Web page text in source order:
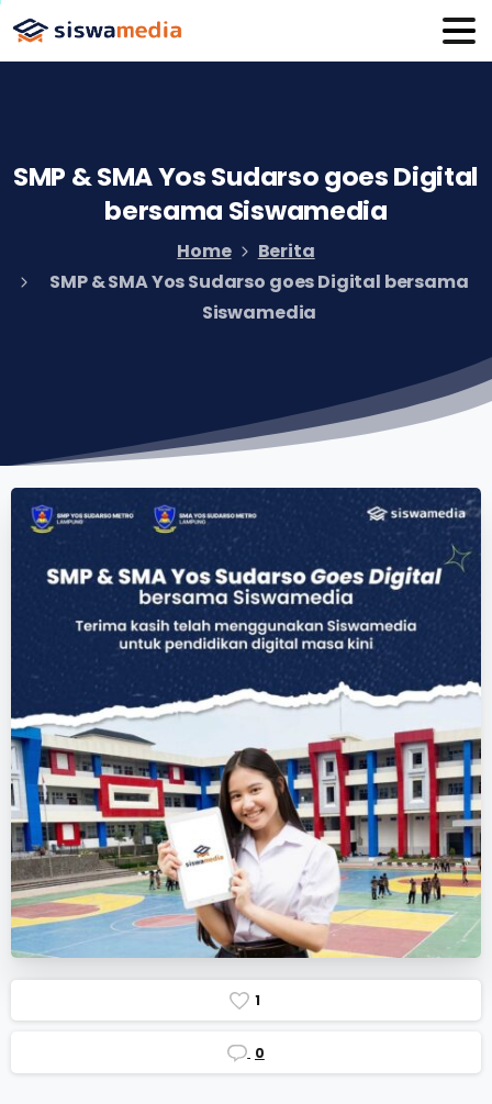
SMP &SMAYosSudarsogoesDigital
bersama Siswamedia
Home
Berita
SMP & SMA Yos Sudarso goes Digital bersama
Siswamedia
1
0